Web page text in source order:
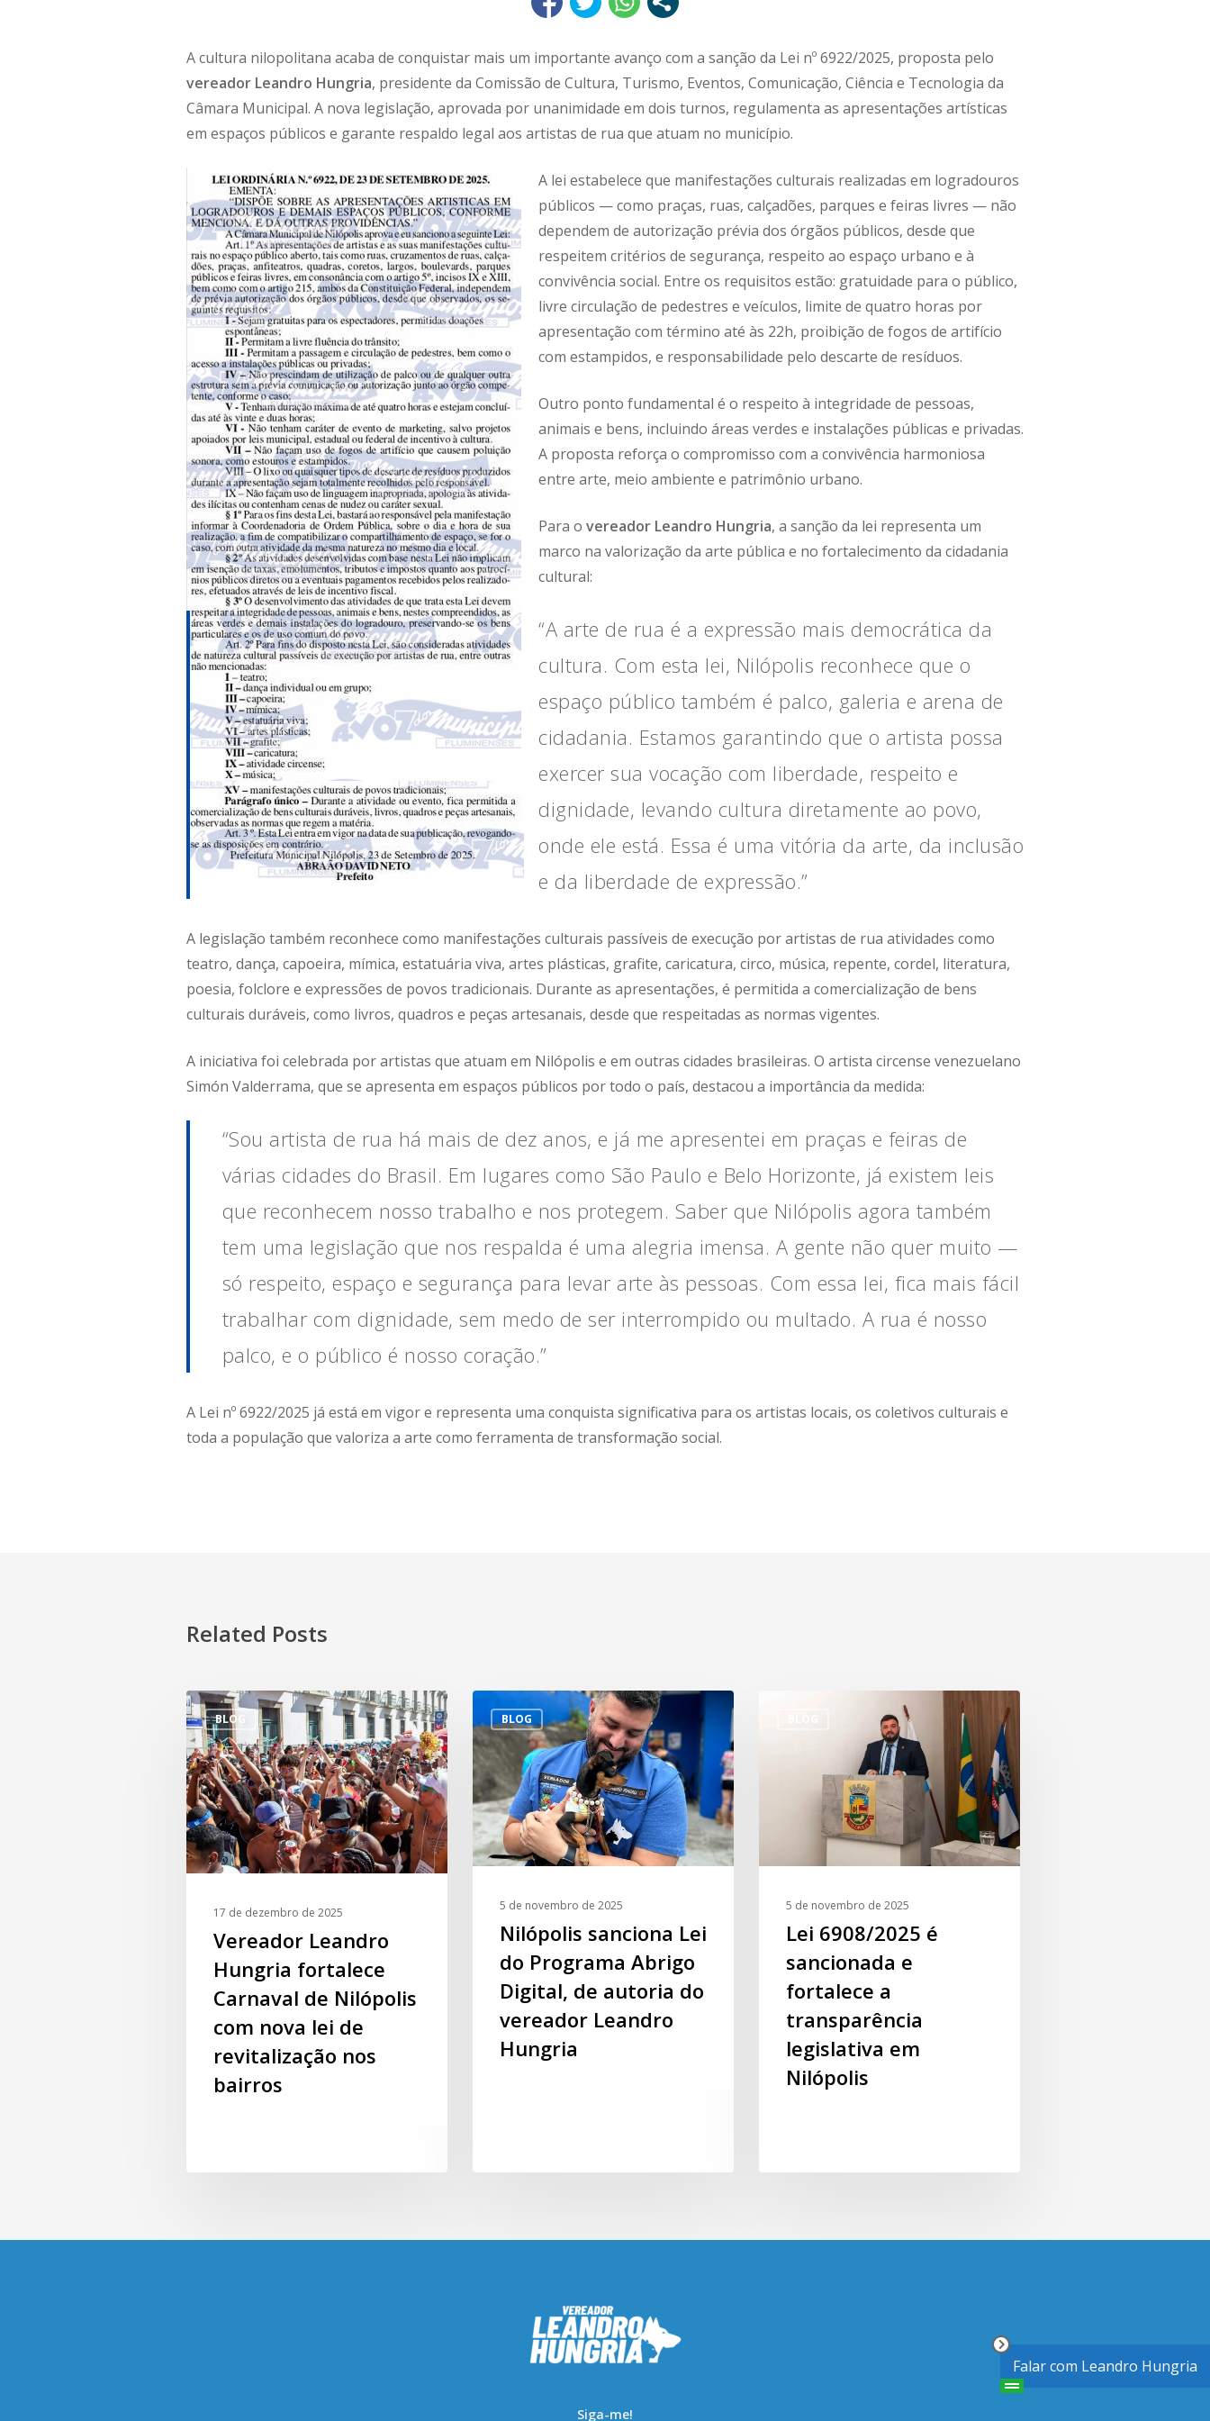
A cultura nilopolitana acaba de conquistar mais um importante avanço com a sanção da Lei nº 6922/2025, proposta pelo
vereador Leandro Hungria, presidente da Comissão de Cultura, Turismo, Eventos, Comunicação, Ciência e Tecnologia da
Câmara Municipal. A nova legislação, aprovada por unanimidade em dois turnos, regulamenta as apresentações artísticas
em espaços públicos e garante respaldo legal aos artistas de rua que atuam no município.
A lei estabelece que manifestações culturais realizadas em logradouros
públicos — como praças, ruas, calçadões, parques e feiras livres — não
dependem de autorização prévia dos órgãos públicos, desde que
respeitem critérios de segurança, respeito ao espaço urbano e à
convivência social. Entre os requisitos estão: gratuidade para o público,
livre circulação de pedestres e veículos, limite de quatro horas por
apresentação com término até às 22h, proibição de fogos de artifício
com estampidos, e responsabilidade pelo descarte de resíduos.
Outro ponto fundamental é o respeito à integridade de pessoas,
animais e bens, incluindo áreas verdes e instalações públicas e privadas.
A proposta reforça o compromisso com a convivência harmoniosa
entre arte, meio ambiente e patrimônio urbano.
Para o vereador Leandro Hungria, a sanção da lei representa um
marco na valorização da arte pública e no fortalecimento da cidadania
cultural:
“A arte de rua é a expressão mais democrática da
cultura. Com esta lei, Nilópolis reconhece que o
espaço público também é palco, galeria e arena de
cidadania. Estamos garantindo que o artista possa
exercer sua vocação com liberdade, respeito e
dignidade, levando cultura diretamente ao povo,
onde ele está. Essa é uma vitória da arte, da inclusão
e da liberdade de expressão.”
A legislação também reconhece como manifestações culturais passíveis de execução por artistas de rua atividades como
teatro, dança, capoeira, mímica, estatuária viva, artes plásticas, grafite, caricatura, circo, música, repente, cordel, literatura,
poesia, folclore e expressões de povos tradicionais. Durante as apresentações, é permitida a comercialização de bens
culturais duráveis, como livros, quadros e peças artesanais, desde que respeitadas as normas vigentes.
A iniciativa foi celebrada por artistas que atuam em Nilópolis e em outras cidades brasileiras. O artista circense venezuelano
Simón Valderrama, que se apresenta em espaços públicos por todo o país, destacou a importância da medida:
“Sou artista de rua há mais de dez anos, e já me apresentei em praças e feiras de
várias cidades do Brasil. Em lugares como São Paulo e Belo Horizonte, já existem leis
que reconhecem nosso trabalho e nos protegem. Saber que Nilópolis agora também
tem uma legislação que nos respalda é uma alegria imensa. A gente não quer muito —
só respeito, espaço e segurança para levar arte às pessoas. Com essa lei, fica mais fácil
trabalhar com dignidade, sem medo de ser interrompido ou multado. A rua é nosso
palco, e o público é nosso coração.”
A Lei nº 6922/2025 já está em vigor e representa uma conquista significativa para os artistas locais, os coletivos culturais e
toda a população que valoriza a arte como ferramenta de transformação social.
Related Posts
BLOG
17 de dezembro de 2025
Vereador Leandro
Hungria fortalece
Carnaval de Nilópolis
com nova lei de
revitalização nos
bairros
BLOG
5 de novembro de 2025
Nilópolis sanciona Lei
do Programa Abrigo
Digital, de autoria do
vereador Leandro
Hungria
5 de novembro de 2025
Lei 6908/2025 é
sancionada e
fortalece a
transparência
legislativa em
Nilópolis
Siga-me!
Falar com Leandro Hungria